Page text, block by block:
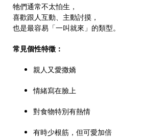
牠們通常不太怕生，
喜歡跟人互動、主動討摸，
也是最容易「一叫就來」的類型。
常見個性特徵：
親人又愛撒嬌
情緒寫在臉上
對食物特別有熱情
有時少根筋，但可愛加倍